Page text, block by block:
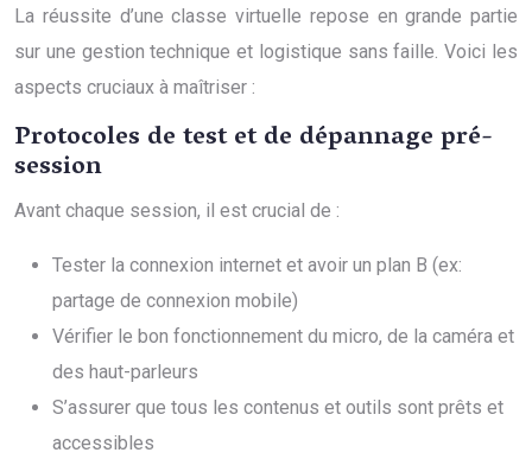
La réussite d’une classe virtuelle repose en grande partie
sur une gestion technique et logistique sans faille. Voici les
aspects cruciaux à maîtriser :
Protocoles de test et de dépannage pré-
session
Avant chaque session, il est crucial de :
Tester la connexion internet et avoir un plan B (ex:
partage de connexion mobile)
Vérifier le bon fonctionnement du micro, de la caméra et
des haut-parleurs
S’assurer que tous les contenus et outils sont prêts et
accessibles